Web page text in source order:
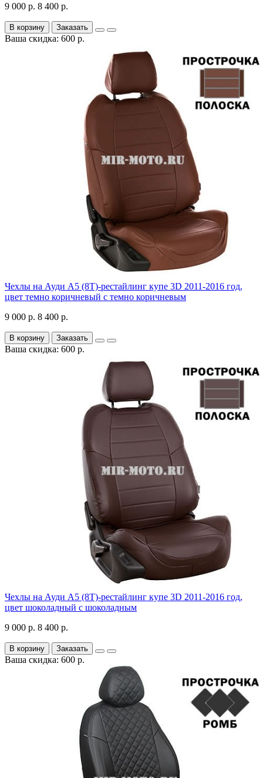
9 000 р. 8 400 р.
В корзину Заказать
Ваша скидка: 600 р.
Чехлы на Ауди А5 (8Т)-рестайлинг купе 3D 2011-2016 год,
цвет темно коричневый с темно коричневым
9 000 р. 8 400 р.
В корзину Заказать
Ваша скидка: 600 р.
Чехлы на Ауди А5 (8Т)-рестайлинг купе 3D 2011-2016 год,
цвет шоколадный с шоколадным
9 000 р. 8 400 р.
В корзину Заказать
Ваша скидка: 600 р.